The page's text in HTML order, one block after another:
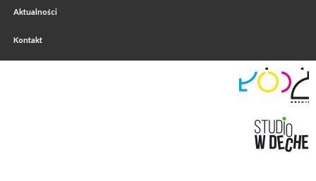
Aktualności
Kontakt